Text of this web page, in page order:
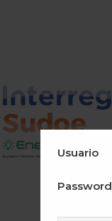
Usuario
Password